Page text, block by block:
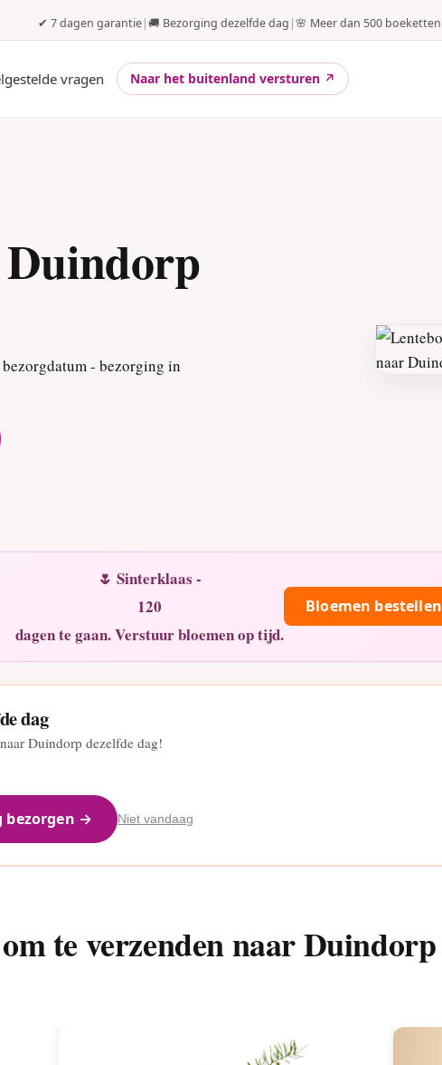
✔ 7 dagen garantie|🚚 Bezorging dezelfde dag |🌸 Meer dan 500 boeketten
vragen Naar het buitenland versturen ↗
- bezorging in
🌷 Sinterklaas -
120
dagen te gaan. Verstuur bloemen op tijd.
Bloemen bestellen
dag
Duindorp dezelfde dag!
bezorgen → Niet vandaag
te verzenden naar Duindorp